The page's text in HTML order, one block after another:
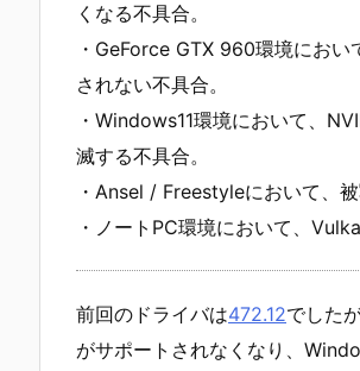
くなる不具合。
・GeForce GTX 960環境にお
されない不具合。
・Windows11環境において、
滅する不具合。
・Ansel / Freestyleにおいて、
・ノートPC環境において、
前回のドライバは472.12でした
がサポートされなくなり、